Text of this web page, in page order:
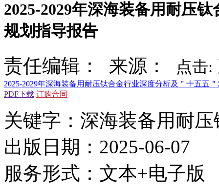
2025-2029年深海装备用耐压
规划指导报告
责任编辑： 来源： 点击:
2025-2029年深海装备用耐压钛合金行业深度分析及＂十五五
PDF下载 订购合同
关键字：深海装备用耐
出版日期：2025-06-07
服务形式：文本+电子版